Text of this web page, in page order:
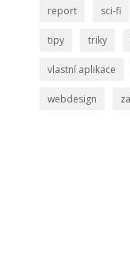
report sci-fi
tipy triky
vlastní aplikace
webdesign